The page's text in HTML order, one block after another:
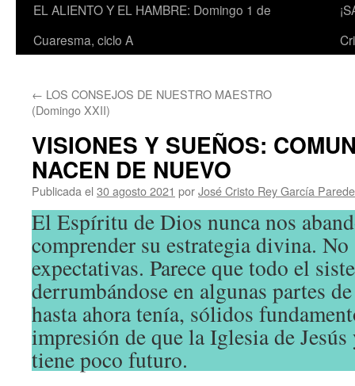
EL ALIENTO Y EL HAMBRE: Domingo 1 de
Cuaresma, ciclo A
← LOS CONSEJOS DE NUESTRO MAESTRO
(Domingo XXII)
VISIONES Y SUEÑOS:
NACEN DE NUEVO
Publicada el 30 agosto 2021 porJosé Cristo Rey García
El Espíritu de Dios nunca nos
comprender su estrategia divina. No
expectativas. Parece que todo el
derrumbándose en algunas partes
hasta ahora tenía, sólidos
impresión de que la Iglesia de
tiene poco futuro.